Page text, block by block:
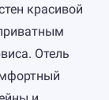
красивой
Отель